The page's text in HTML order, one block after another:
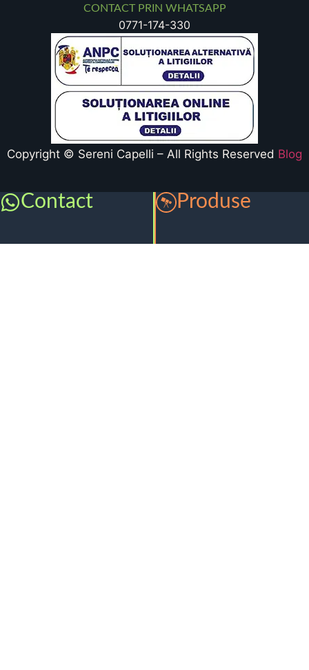
CONTACT PRIN WHATSAPP
0771-174-330
Copyright © Sereni Capelli – All Rights Reserved Blog
Contact Produse